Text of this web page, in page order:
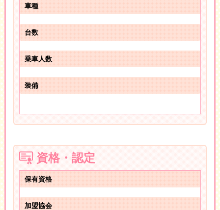
車種
台数
乗車人数
装備
資格・認定
保有資格
加盟協会